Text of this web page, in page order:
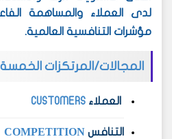
لدى العملاء والمساهمة
مؤشرات التنافسية العالمية.
المجالات/المرتكزات
العملاء CUSTOMERS
التنافس COMPETITION